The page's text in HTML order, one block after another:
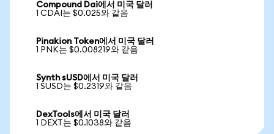
Compound Dai에서 미국 달러
1 CDAI는 $0.025와 같음
Pinakion Token에서 미국 달러
1 PNK는 $0.008219와 같음
Synth sUSD에서 미국 달러
1 SUSD는 $0.2319와 같음
DexTools에서 미국 달러
1 DEXT는 $0.1038와 같음